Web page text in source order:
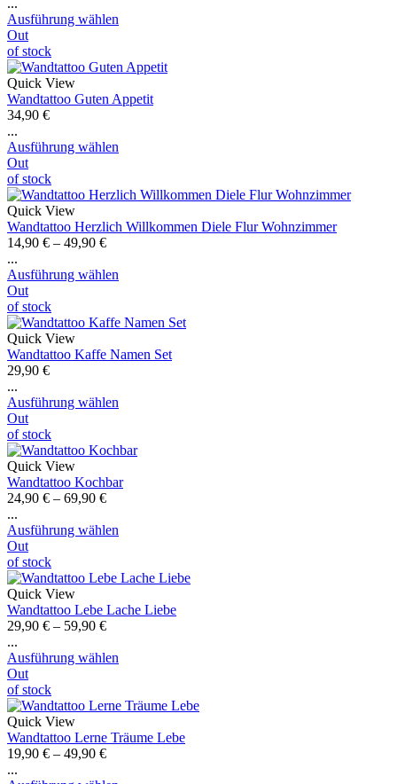
Ausführung wählen
Out
of stock
Quick View
Wandtattoo Guten Appetit
34,90 €
...
Ausführung wählen
Out
of stock
Quick View
Wandtattoo Herzlich Willkommen Diele Flur Wohnzimmer
14,90 € – 49,90 €
...
Ausführung wählen
Out
of stock
Quick View
Wandtattoo Kaffe Namen Set
29,90 €
...
Ausführung wählen
Out
of stock
Quick View
Wandtattoo Kochbar
24,90 € – 69,90 €
...
Ausführung wählen
Out
of stock
Quick View
Wandtattoo Lebe Lache Liebe
29,90 € – 59,90 €
...
Ausführung wählen
Out
of stock
Quick View
Wandtattoo Lerne Träume Lebe
19,90 € – 49,90 €
...